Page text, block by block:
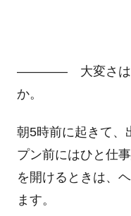
―――― 大変さはど
か。
朝5時前に起きて、
プン前にはひと仕
を開けるときは、
ます。